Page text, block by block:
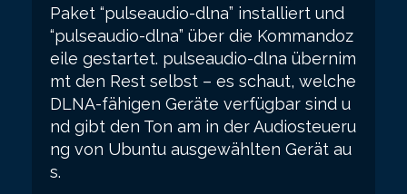
Paket “pulseaudio-dlna” installiert und
“pulseaudio-dlna” über die Kommandoz
eile gestartet. pulseaudio-dlna übernim
mt den Rest selbst – es schaut, welche
DLNA-fähigen Geräte verfügbar sind u
nd gibt den Ton am in der Audiosteueru
ng von Ubuntu ausgewählten Gerät au
s.